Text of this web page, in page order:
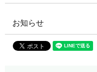
お知らせ